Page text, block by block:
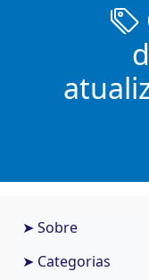
➤ Sobre
➤ Categorias